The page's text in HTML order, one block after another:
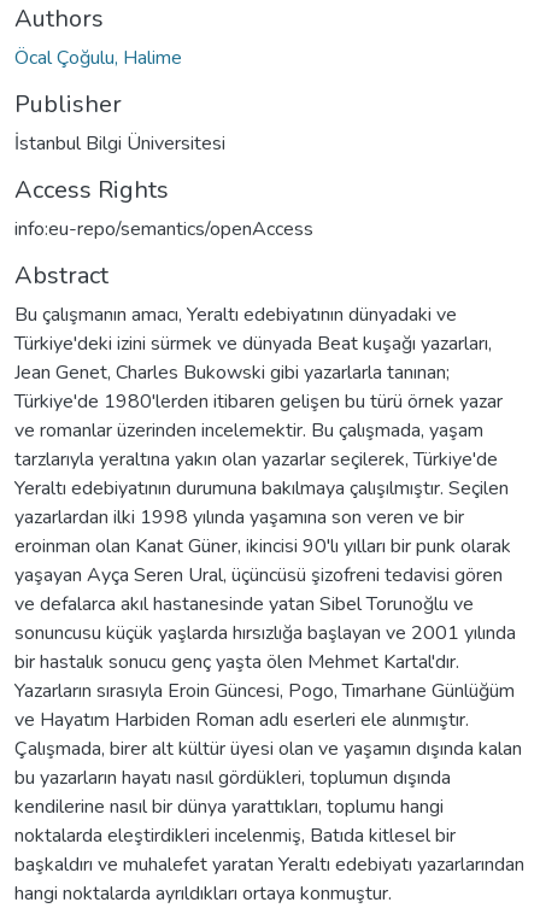
Authors
Öcal Çoğulu, Halime
Publisher
İstanbul Bilgi Üniversitesi
Access Rights
info:eu-repo/semantics/openAccess
Abstract
Bu çalışmanın amacı, Yeraltı edebiyatının dünyadaki ve
Türkiye'deki izini sürmek ve dünyada Beat kuşağı yazarları,
Jean Genet, Charles Bukowski gibi yazarlarla tanınan;
Türkiye'de 1980'lerden itibaren gelişen bu türü örnek yazar
ve romanlar üzerinden incelemektir. Bu çalışmada, yaşam
tarzlarıyla yeraltına yakın olan yazarlar seçilerek, Türkiye'de
Yeraltı edebiyatının durumuna bakılmaya çalışılmıştır. Seçilen
yazarlardan ilki 1998 yılında yaşamına son veren ve bir
eroinman olan Kanat Güner, ikincisi 90'lı yılları bir punk olarak
yaşayan Ayça Seren Ural, üçüncüsü şizofreni tedavisi gören
ve defalarca akıl hastanesinde yatan Sibel Torunoğlu ve
sonuncusu küçük yaşlarda hırsızlığa başlayan ve 2001 yılında
bir hastalık sonucu genç yaşta ölen Mehmet Kartal'dır.
Yazarların sırasıyla Eroin Güncesi, Pogo, Tımarhane Günlüğüm
ve Hayatım Harbiden Roman adlı eserleri ele alınmıştır.
Çalışmada, birer alt kültür üyesi olan ve yaşamın dışında kalan
bu yazarların hayatı nasıl gördükleri, toplumun dışında
kendilerine nasıl bir dünya yarattıkları, toplumu hangi
noktalarda eleştirdikleri incelenmiş, Batıda kitlesel bir
başkaldırı ve muhalefet yaratan Yeraltı edebiyatı yazarlarından
hangi noktalarda ayrıldıkları ortaya konmuştur.